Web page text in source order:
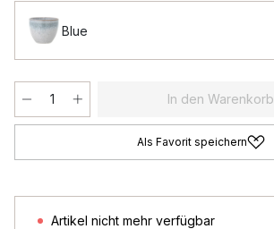
Blue
In den Warenkorb
Als Favorit speichern
Artikel nicht mehr verfügbar